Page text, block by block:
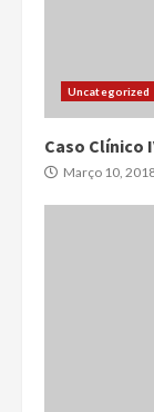
Uncategorized
Caso Clínico
Março 10,